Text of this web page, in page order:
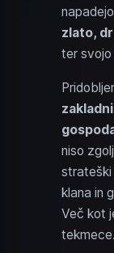
zlato,
ter svojo
niso
strateški
klana in
Več kot
tekmece.